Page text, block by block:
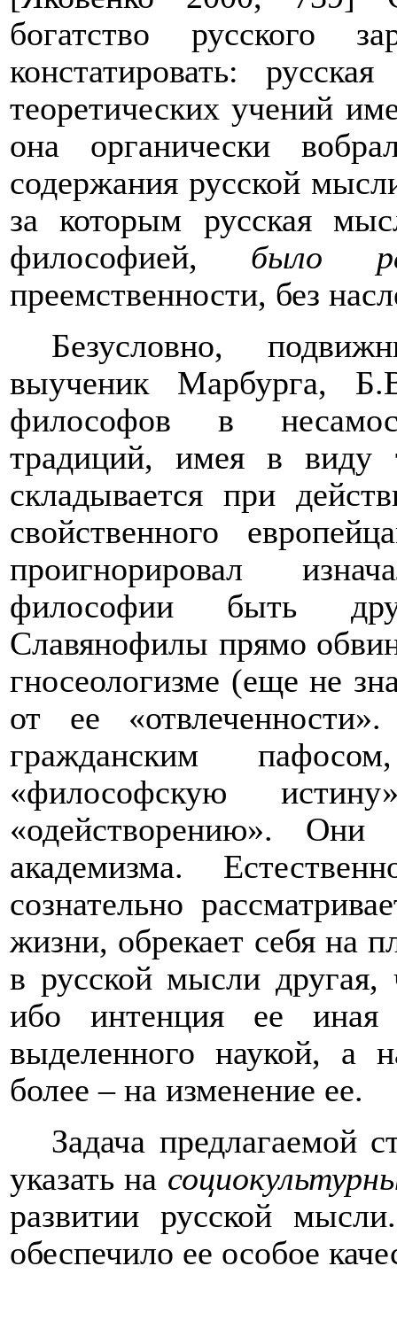
богатство русского
констатировать:
теоретических учений
она органически
содержания русской
за которым русская
философией, было
преемственности, без
Безусловно,
выученик Марбурга,
философов в
традиций, имея в виду
складывается при
свойственного
проигнорировал
философии быть
Славянофилы прямо
гносеологизме (еще не
от ее
гражданским
«философскую
«одействорению».
академизма.
сознательно
жизни, обрекает себя на
в русской мысли
ибо интенция ее
выделенного наукой,
более – на изменение ее.
Задача предлагаемой
указать на
развитии русской
обеспечило ее особое